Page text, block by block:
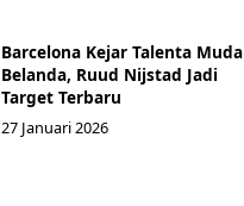
Barcelona Kejar Talenta Muda
Belanda, Ruud Nijstad Jadi
Target Terbaru
27 Januari 2026